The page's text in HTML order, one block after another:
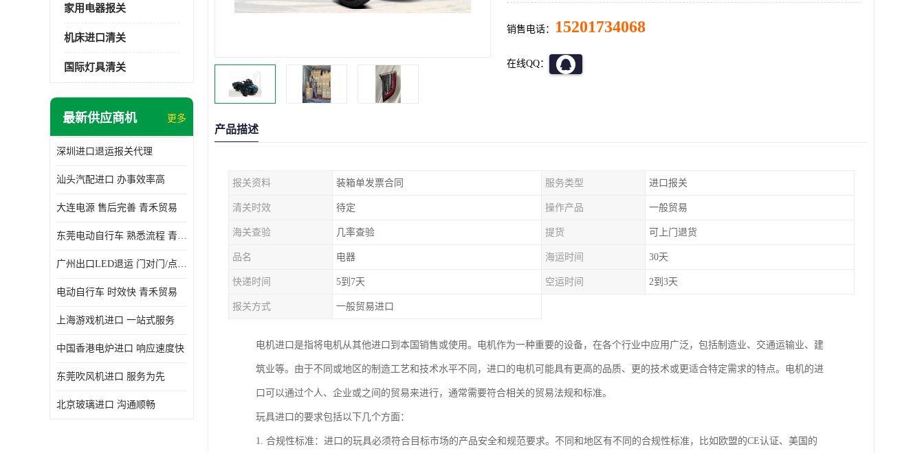
家用电器报关
机床进口清关
国际灯具清关
最新供应商机 更多
深圳进口退运报关代理
汕头汽配进口 办事效率高
大连电源 售后完善 青禾贸易
东莞电动自行车 熟悉流程 青禾贸易
广州出口LED退运 门对门/点对点
电动自行车 时效快 青禾贸易
上海游戏机进口 一站式服务
中国香港电炉进口 响应速度快
东莞吹风机进口 服务为先
北京玻璃进口 沟通顺畅
销售电话： 15201734068
在线QQ：
产品描述
报关资料 装箱单发票合同 服务类型 进口报关
清关时效 待定 操作产品 一般贸易
海关查验 几率查验 提货 可上门退货
品名 电器 海运时间 30天
快递时间 5到7天 空运时间 2到3天
报关方式 一般贸易进口
电机进口是指将电机从其他进口到本国销售或使用。电机作为一种重要的设备，在各个行业中应用广泛，包括制造业、交通运输业、建
筑业等。由于不同或地区的制造工艺和技术水平不同，进口的电机可能具有更高的品质、更的技术或更适合特定需求的特点。电机的进
口可以通过个人、企业或之间的贸易来进行，通常需要符合相关的贸易法规和标准。
玩具进口的要求包括以下几个方面：
1. 合规性标准：进口的玩具必须符合目标市场的产品安全和规范要求。不同和地区有不同的合规性标准，比如欧盟的CE认证、美国的